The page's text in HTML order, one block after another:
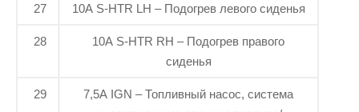
27 10A S-HTR LH – Подогрев левого сиденья
28
10A S-HTR RH – Подогрев правого
сиденья
29
7,5A IGN – Топливный насос, система